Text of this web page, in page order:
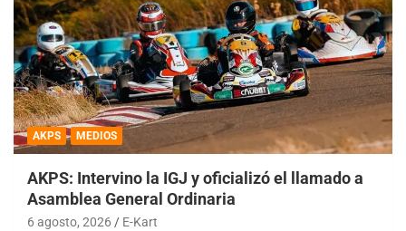
AKPS MEDIOS
AKPS: Intervino la IGJ y oficializó el llamado a
Asamblea General Ordinaria
6 agosto, 2026 E-Kart